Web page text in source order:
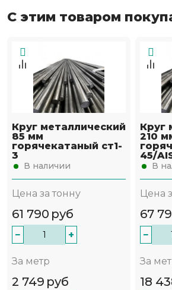
С этим товаром
Круг металлический
85 мм
горячекатаный ст1-
3
В наличии
Цена за тонну
61 790 руб
− +
За метр
2 749 руб
Круг
210
45/
В
Цена
67
−
За
18